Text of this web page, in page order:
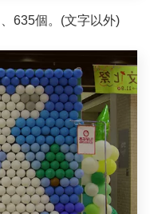
635個。(文字以外)